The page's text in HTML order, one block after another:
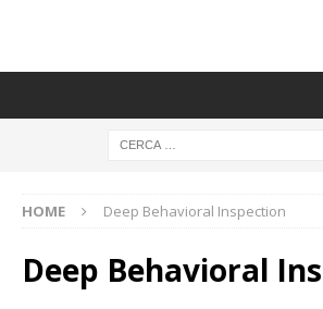
HOME Deep Behavioral Inspection
Deep Behavioral